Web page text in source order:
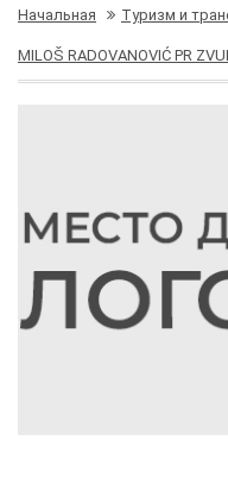
Начальная Туризм и
MILOŠ RADOVANOVIĆ PR